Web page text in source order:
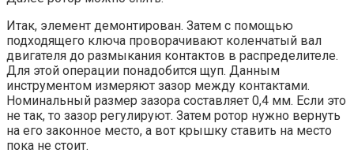
Итак, элемент демонтирован. Затем с помощью
подходящего ключа проворачивают коленчатый вал
двигателя до размыкания контактов в распределителе.
Для этой операции понадобится щуп. Данным
инструментом измеряют зазор между контактами.
Номинальный размер зазора составляет 0,4 мм. Если это
не так, то зазор регулируют. Затем ротор нужно вернуть
на его законное место, а вот крышку ставить на место
пока не стоит.